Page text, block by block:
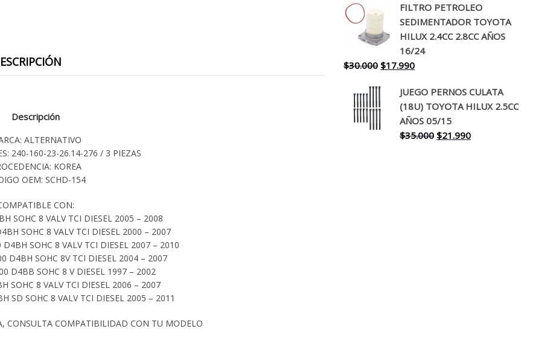
Descripción
ALTERNATIVO
240-160-23-26.14-276 / 3 PIEZAS
KOREA
OEM: SCHD-154
CON:
SOHC 8 VALV TCI DIESEL 2005 – 2008
SOHC 8 VALV TCI DIESEL 2000 – 2007
SOHC 8 VALV TCI DIESEL 2007 – 2010
D4BH SOHC 8V TCI DIESEL 2004 – 2007
D4BB SOHC 8 V DIESEL 1997 – 2002
SOHC 8 VALV TCI DIESEL 2006 – 2007
SD SOHC 8 VALV TCI DIESEL 2005 – 2011
CONSULTA COMPATIBILIDAD CON TU MODELO
original
era:
$260.000.
actual
es:
$199.990.
FILTRO PETROLEO
SEDIMENTADOR TOYOTA
HILUX 2.4CC 2.8CC AÑOS
16/24
$30.000 El
original
era:
$30.000.
$17.990El
actual
es:
$17.990.
JUEGO PERNOS CULATA
(18U) TOYOTA HILUX 2.5CC
AÑOS 05/15
$35.000 El
$21.990El